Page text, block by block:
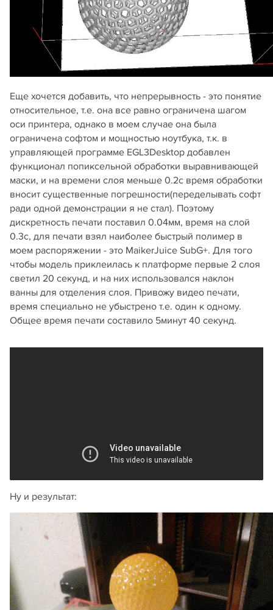
Еще хочется добавить, что непрерывность - это понятие
относительное, т.е. она все равно ограничена шагом
оси принтера, однако в моем случае она была
ограничена софтом и мощностью ноутбука, т.к. в
управляющей программе EGL3Desktop добавлен
функционал попиксельной обработки выравнивающей
маски, и на времени слоя меньше 0.2с время обработки
вносит существенные погрешности(переделывать софт
ради одной демонстрации я не стал). Поэтому
дискретность печати поставил 0.04мм, время на слой
0.3с, для печати взял наиболее быстрый полимер в
моем распоряжении - это MaikerJuice SubG+. Для того
чтобы модель приклеилась к платформе первые 2 слоя
светил 20 секунд, и на них использовался наклон
ванны для отделения слоя. Привожу видео печати,
время специально не убыстрено т.е. один к одному.
Общее время печати составило 5минут 40 секунд.
Ну и результат: